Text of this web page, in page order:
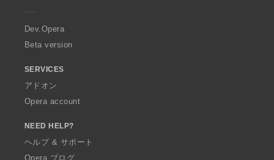
a
Dev.Opera
Beta version
SERVICES
アドオン
Opera account
NEED HELP?
ヘルプ & サポート
Opera ブログ